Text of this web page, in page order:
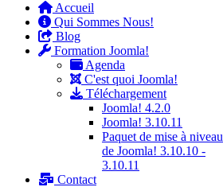
Accueil
Qui Sommes Nous!
Blog
Formation Joomla!
Agenda
C'est quoi Joomla!
Téléchargement
Joomla! 4.2.0
Joomla! 3.10.11
Paquet de mise à niveau
de Joomla! 3.10.10 -
3.10.11
Contact